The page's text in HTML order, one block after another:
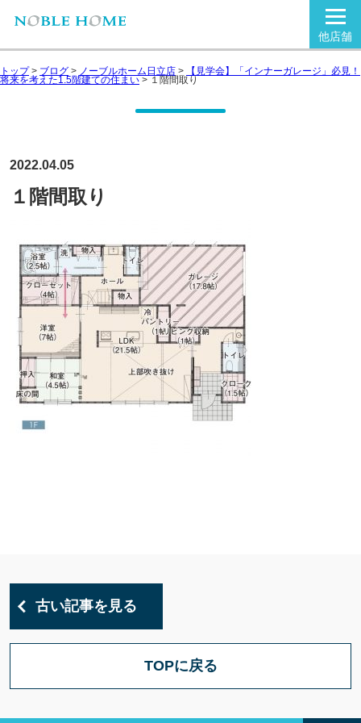
他店舗
トップ> ブログ > ノーブルホーム日立店 > 【見学会】「インナーガレージ」必見！
将来を考えた1.5階建ての住まい > １階間取り
2022.04.05
１階間取り
古い記事を見る
TOPに戻る